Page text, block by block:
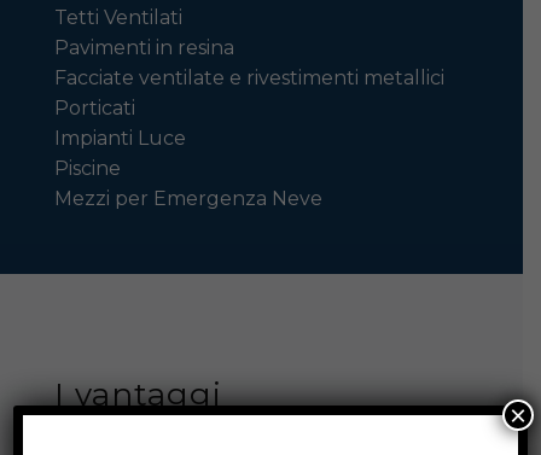
Tetti Ventilati
Pavimenti in resina
Facciate ventilate e rivestimenti metallici
Porticati
Impianti Luce
Piscine
Mezzi per Emergenza Neve
I vantaggi
×